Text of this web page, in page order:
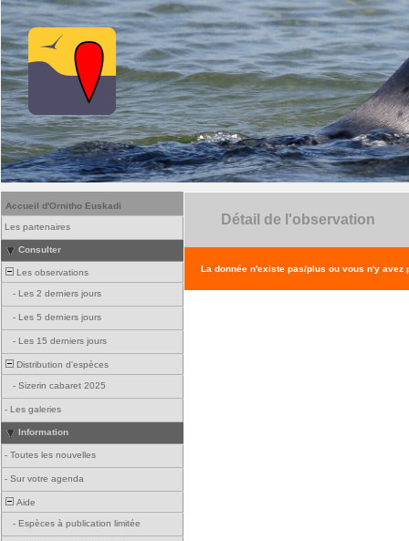
Accueil d'Ornitho Euskadi
Les partenaires
Consulter
Les observations
- Les 2 derniers jours
- Les 5 derniers jours
- Les 15 derniers jours
Distribution d'espèces
- Sizerin cabaret 2025
- Les galeries
Information
- Toutes les nouvelles
- Sur votre agenda
Aide
- Espèces à publication limitée
Détail de l'observation
La donnée n'existe pas/plus ou vous n'y avez